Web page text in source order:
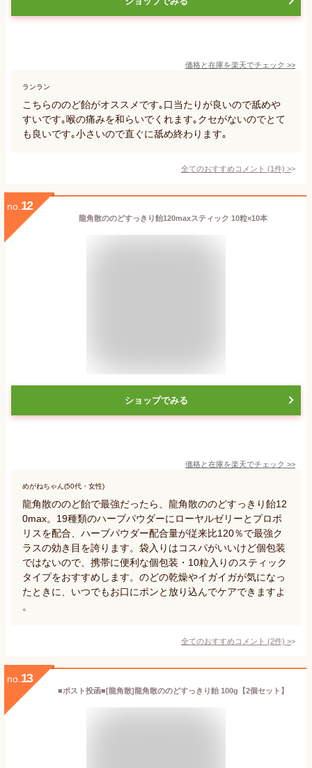
価格と在庫を楽天でチェック >>
ランラン
こちらののど飴がオススメです｡口当たりが良いので舐めや
すいです｡喉の痛みを和らいでくれます｡クセがないのでとて
も良いです｡小さいので直ぐに舐め終わります｡
全てのおすすめコメント (1件) >
no. 12
龍角散ののどすっきり飴120maxスティック 10粒×10本
ショップでみる
価格と在庫を楽天でチェック >>
めがねちゃん(50代・女性)
龍角散ののど飴で最強だったら、龍角散ののどすっきり飴12
0max。19種類のハーブパウダーにローヤルゼリーとプロポ
リスを配合、ハーブパウダー配合量が従来比120％で最強ク
ラスの効き目を誇ります。袋入りはコスパがいいけど個包装
ではないので、携帯に便利な個包装・10粒入りのスティック
タイプをおすすめします。のどの乾燥やイガイガが気になっ
たときに、いつでもお口にポンと放り込んでケアできますよ
。
全てのおすすめコメント (2件) >
no. 13
■ポスト投函■[龍角散]龍角散ののどすっきり飴 100g【2個セット】